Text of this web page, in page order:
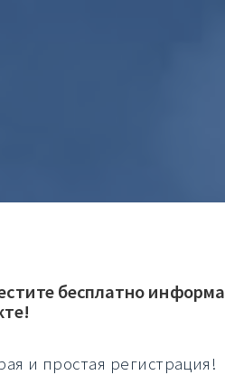
бесплатно
и простая регистрация!